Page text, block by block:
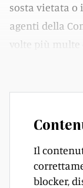
sosta vietata o
agenti della
volte più
Il
blocker,